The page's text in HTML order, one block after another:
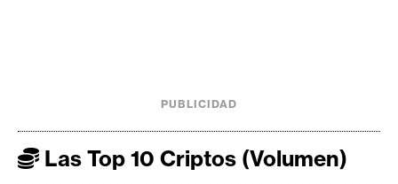
PUBLICIDAD
Las Top 10 Criptos (Volumen)